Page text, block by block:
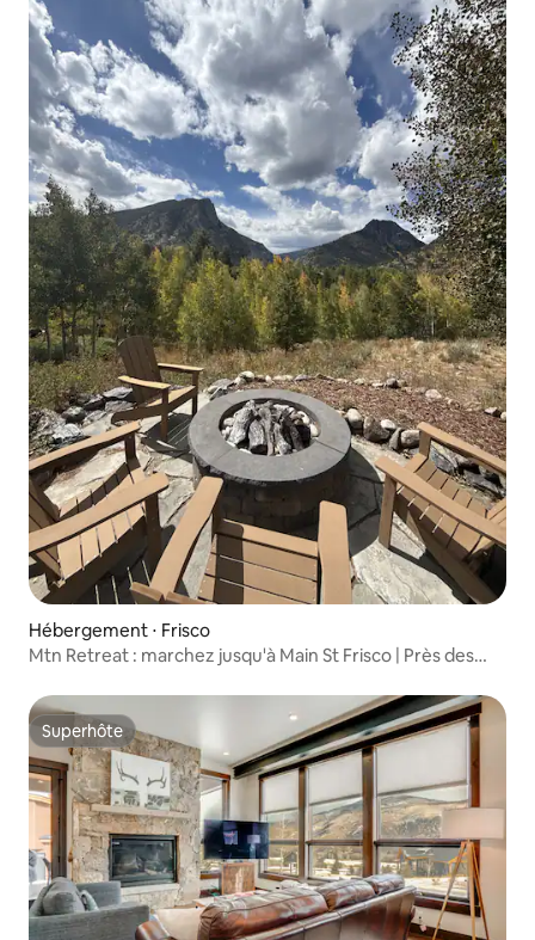
Hébergement ⋅ Frisco
Mtn Retreat : marchez jusqu'à Main St Frisco | Près des
Superhôte
Superhôte